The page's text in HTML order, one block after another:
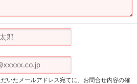
いたメールアドレス宛てに、お問合せ内容の確